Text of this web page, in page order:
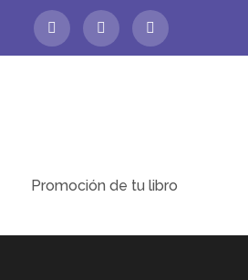
Promoción de tu libro